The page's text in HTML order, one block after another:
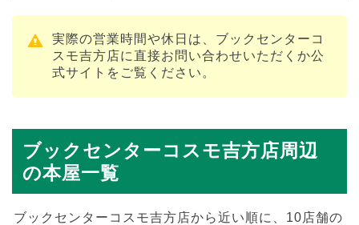
実際の営業時間や休日は、ブックセンターコ
スモ吉方店に直接お問い合わせいただくか公
式サイトをご覧ください。
ブックセンターコスモ吉方店周辺
の本屋一覧
ブックセンターコスモ吉方店から近い順に、10店舗の